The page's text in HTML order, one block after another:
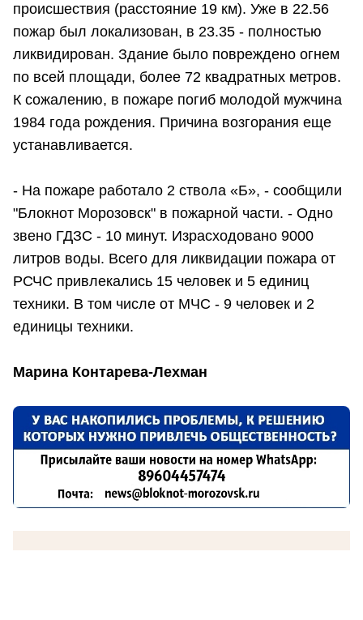
происшествия (расстояние 19 км). Уже в 22.56
пожар был локализован, в 23.35 - полностью
ликвидирован. Здание было повреждено огнем
по всей площади, более 72 квадратных метров.
К сожалению, в пожаре погиб молодой мужчина
1984 года рождения. Причина возгорания еще
устанавливается.
- На пожаре работало 2 ствола «Б», - сообщили
"Блокнот Морозовск" в пожарной части. - Одно
звено ГДЗС - 10 минут. Израсходовано 9000
литров воды. Всего для ликвидации пожара от
РСЧС привлекались 15 человек и 5 единиц
техники. В том числе от МЧС - 9 человек и 2
единицы техники.
Марина Контарева-Лехман